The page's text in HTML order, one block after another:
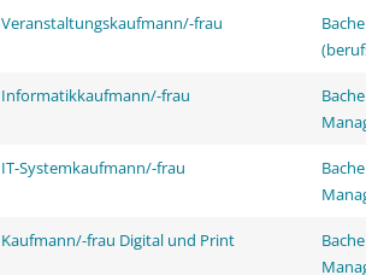
Veranstaltungskaufmann/-frau
Informatikkaufmann/-frau
IT-Systemkaufmann/-frau
Kaufmann/-frau Digital und Print